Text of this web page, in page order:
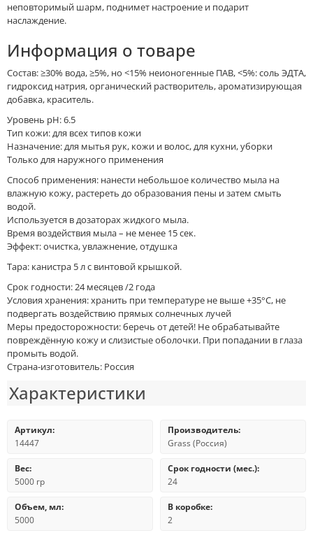
неповторимый шарм, поднимет настроение и подарит
наслаждение.
Информация о товаре
Состав: ≥30% вода, ≥5%, но <15% неионогенные ПАВ, <5%: соль ЭДТА,
гидроксид натрия, органический растворитель, ароматизирующая
добавка, краситель.
Уровень pH: 6.5
Тип кожи: для всех типов кожи
Назначение: для мытья рук, кожи и волос, для кухни, уборки
Только для наружного применения
Способ применения: нанести небольшое количество мыла на
влажную кожу, растереть до образования пены и затем смыть
водой.
Используется в дозаторах жидкого мыла.
Время воздействия мыла – не менее 15 сек.
Эффект: очистка, увлажнение, отдушка
Тара: канистра 5 л с винтовой крышкой.
Срок годности: 24 месяцев /2 года
Условия хранения: хранить при температуре не выше +35°C, не
подвергать воздействию прямых солнечных лучей
Меры предосторожности: беречь от детей! Не обрабатывайте
повреждённую кожу и слизистые оболочки. При попадании в глаза
промыть водой.
Страна-изготовитель: Россия
Характеристики
Артикул:
14447
Производитель:
Grass (Россия)
Вес:
5000 гр
Срок годности (мес.):
24
Объем, мл:
5000
В коробке:
2